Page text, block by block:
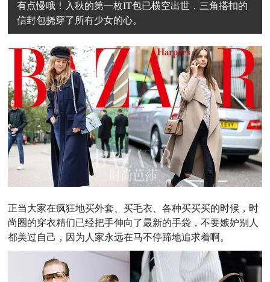
有点慢哦！入秋的第一枚IT包已横空出世，三角搭扣的
信封包挠穿了所有少女的心。
正当大家在疯狂地买外套、买毛衣、各种买买买的时候，时
尚圈的穿衣精们已经把手伸向了最新的手袋，不要嫉妒别人
都美过自己，因为人家永远在马不停蹄地追求着啊。